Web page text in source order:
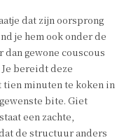
dat zijn oorsprong
je hem ook onder de
gewone couscous
bereidt deze
tien minuten te koken in
bite. Giet
een zachte,
de structuur anders